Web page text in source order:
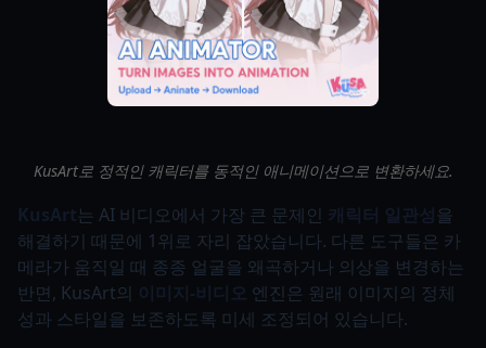
KusArt로 정적인 캐릭터를 동적인 애니메이션으로 변환하세요.
KusArt는 AI 비디오에서 가장 큰 문제인 캐릭터 일관성 을
해결하기 때문에 1위로 자리 잡았습니다. 다른 도구들은 카
메라가 움직일 때 종종 얼굴을 왜곡하거나 의상을 변경하는
반면, KusArt의 이미지-비디오 엔진은 원래 이미지의 정체
성과 스타일을 보존하도록 미세 조정되어 있습니다.